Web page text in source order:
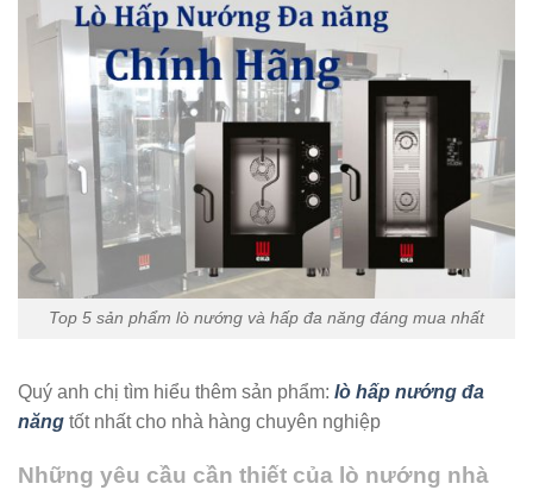
Top 5 sản phẩm lò nướng và hấp đa năng đáng mua nhất
Quý anh chị tìm hiểu thêm sản phẩm: lò hấp nướng đa
năng tốt nhất cho nhà hàng chuyên nghiệp
Những yêu cầu cần thiết của lò nướng nhà